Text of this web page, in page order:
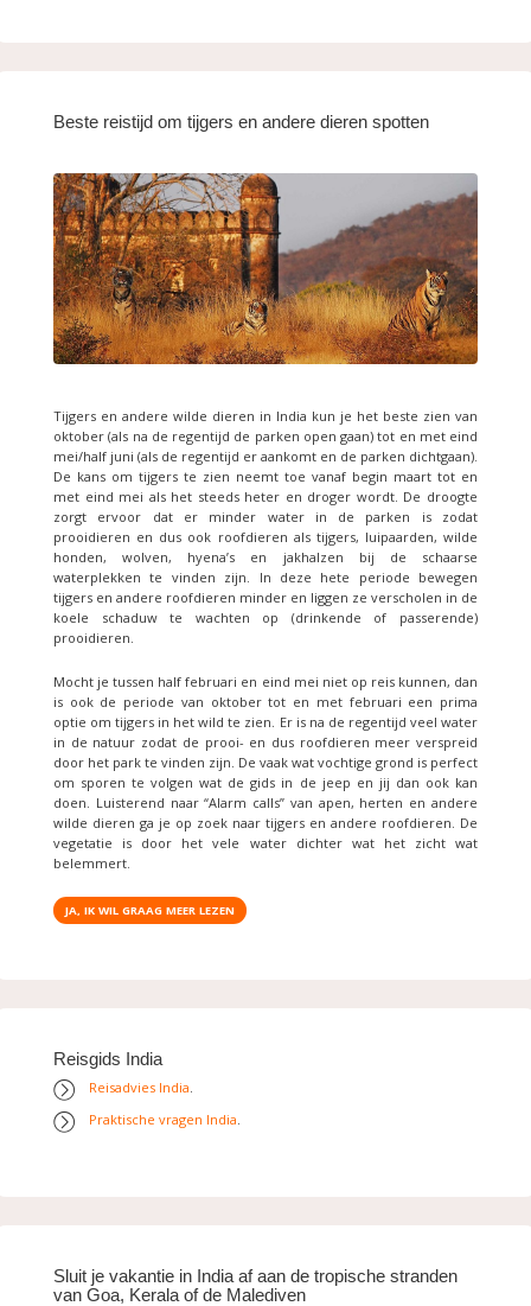
Beste reistijd om tijgers en andere dieren spotten
Tijgers en andere wilde dieren in India kun je het beste zien van
oktober (als na de regentijd de parken open gaan) tot en met eind
mei/half juni (als de regentijd er aankomt en de parken dichtgaan).
De kans om tijgers te zien neemt toe vanaf begin maart tot en
met eind mei als het steeds heter en droger wordt. De droogte
zorgt ervoor dat er minder water in de parken is zodat
prooidieren en dus ook roofdieren als tijgers, luipaarden, wilde
honden, wolven, hyena’s en jakhalzen bij de schaarse
waterplekken te vinden zijn. In deze hete periode bewegen
tijgers en andere roofdieren minder en liggen ze verscholen in de
koele schaduw te wachten op (drinkende of passerende)
prooidieren.
Mocht je tussen half februari en eind mei niet op reis kunnen, dan
is ook de periode van oktober tot en met februari een prima
optie om tijgers in het wild te zien. Er is na de regentijd veel water
in de natuur zodat de prooi- en dus roofdieren meer verspreid
door het park te vinden zijn. De vaak wat vochtige grond is perfect
om sporen te volgen wat de gids in de jeep en jij dan ook kan
doen. Luisterend naar “Alarm calls” van apen, herten en andere
wilde dieren ga je op zoek naar tijgers en andere roofdieren. De
vegetatie is door het vele water dichter wat het zicht wat
belemmert.
JA, IK WIL GRAAG MEER LEZEN
Reisgids India
Reisadvies India
Praktische vragen India
Sluit je vakantie in India af aan de tropische stranden
van Goa, Kerala of de Malediven